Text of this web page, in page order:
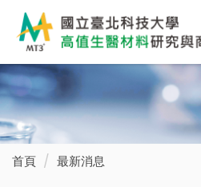
要
內
容
區
首頁 最新消息